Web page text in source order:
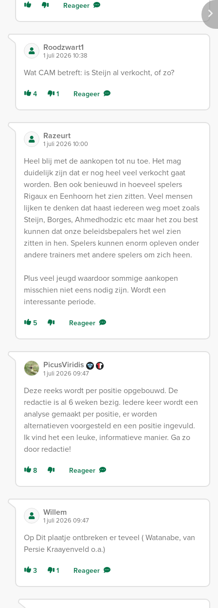
Reageer
Roodzwart1
1 juli 2026 10:38
Wat CAM betreft: is Steijn al verkocht, of zo?
4 1 Reageer
Razeurt
1 juli 2026 10:00
Heel blij met de aankopen tot nu toe. Het mag
duidelijk zijn dat er nog heel veel verkocht gaat
worden. Ben ook benieuwd in hoeveel spelers
Rigaux en Eenhoorn het zien zitten. Veel mensen
lijken te denken dat haast iedereen weg moet zoals
Steijn, Borges, Ahmedhodzic etc maar het zou best
kunnen dat onze beleidsbepalers het wel zien
zitten in hen. Spelers kunnen enorm opleven onder
andere trainers met andere spelers om zich heen.
Plus veel jeugd waardoor sommige aankopen
misschien niet eens nodig zijn. Wordt een
interessante periode.
5 Reageer
PicusViridis
1 juli 2026 09:47
Deze reeks wordt per positie opgebouwd. De
redactie is al 6 weken bezig. Iedere keer wordt een
analyse gemaakt per positie, er worden
alternatieven voorgesteld en een positie ingevuld.
Ik vind het een leuke, informatieve manier. Ga zo
door redactie!
8 Reageer
Willem
1 juli 2026 09:47
Op Dit plaatje ontbreken er teveel ( Watanabe, van
Persie Kraayenveld o.a.)
3 1 Reageer